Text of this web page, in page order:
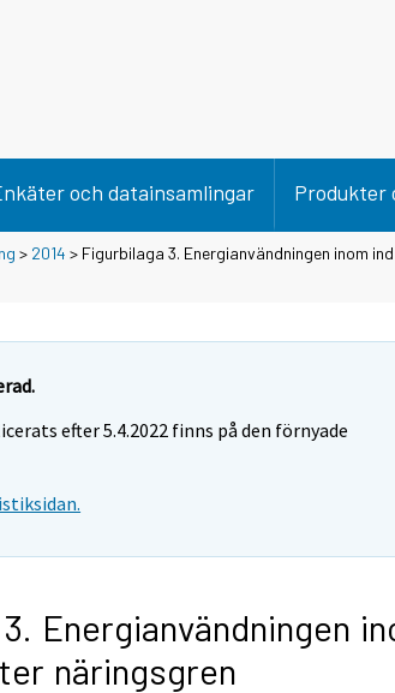
och datainsamlingar Produkter
> 2014 > Figurbilaga 3. Energianvändningen inom
efter 5.4.2022 finns på den förnyade
Energianvändningen
näringsgren